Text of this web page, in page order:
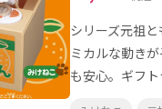
シリーズ元祖
ミカルな動き
も安心。ギフ